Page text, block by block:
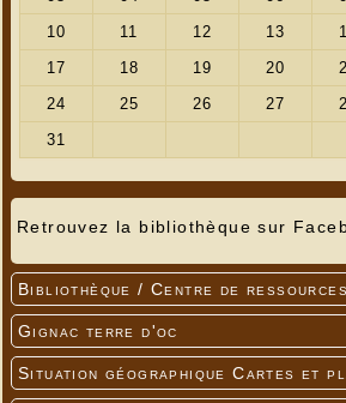
Retrouvez la bibliothèque sur
Bibliothèque / Centre de ressources
Gignac terre d'oc
Situation géographique Cartes et